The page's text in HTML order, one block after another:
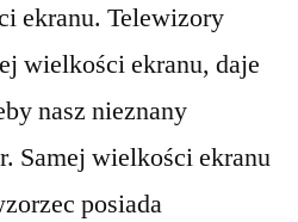
ekranu. Telewizory
wielkości ekranu, daje
nasz nieznany
Samej wielkości ekranu
posiada